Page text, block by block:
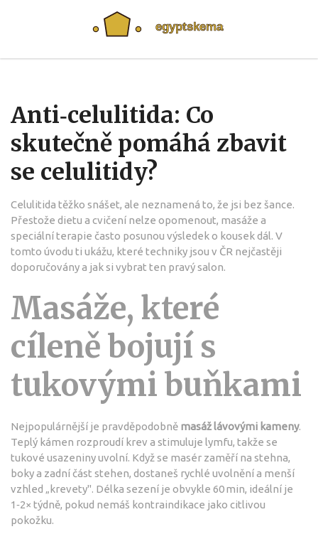
Anti‑celulitida: Co
skutečně pomáhá zbavit
se celulitidy?
Celulitida těžko snášet, ale neznamená to, že jsi bez šance.
Přestože dietu a cvičení nelze opomenout, masáže a
speciální terapie často posunou výsledek o kousek dál. V
tomto úvodu ti ukážu, které techniky jsou v ČR nejčastěji
doporučovány a jak si vybrat ten pravý salon.
Masáže, které
cíleně bojují s
tukovými buňkami
Nejpopulárnější je pravděpodobně masáž lávovými kameny.
Teplý kámen rozproudí krev a stimuluje lymfu, takže se
tukové usazeniny uvolní. Když se masér zaměří na stehna,
boky a zadní část stehen, dostaneš rychlé uvolnění a menší
vzhled „krevety". Délka sezení je obvykle 60 min, ideální je
1‑2× týdně, pokud nemáš kontraindikace jako citlivou
pokožku.